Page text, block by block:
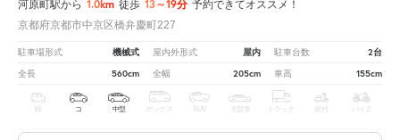
河原町駅から 1.0km 徒歩 13～19分 予約できてオススメ！
京都府京都市中京区橋弁慶町227
駐車場形式 機械式 屋内外形式 屋内 駐車台数 2台
全長 560cm 全幅 205cm 車高 155cm
軽 コ 中型 ボックス SUV 大型車 トラック 原付 バイク